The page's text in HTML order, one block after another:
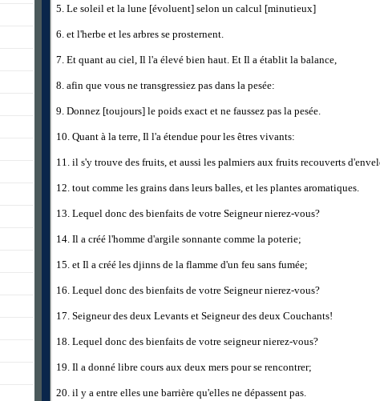
5. Le soleil et la lune [évoluent] selon un calcul [minutieux]
6. et l'herbe et les arbres se prosternent.
7. Et quant au ciel, Il l'a élevé bien haut. Et Il a établit la balance,
8. afin que vous ne transgressiez pas dans la pesée:
9. Donnez [toujours] le poids exact et ne faussez pas la pesée.
10. Quant à la terre, Il l'a étendue pour les êtres vivants:
11. il s'y trouve des fruits, et aussi les palmiers aux fruits recouverts
12. tout comme les grains dans leurs balles, et les plantes aromatiques.
13. Lequel donc des bienfaits de votre Seigneur nierez-vous?
14. Il a créé l'homme d'argile sonnante comme la poterie;
15. et Il a créé les djinns de la flamme d'un feu sans fumée;
16. Lequel donc des bienfaits de votre Seigneur nierez-vous?
17. Seigneur des deux Levants et Seigneur des deux Couchants!
18. Lequel donc des bienfaits de votre seigneur nierez-vous?
19. Il a donné libre cours aux deux mers pour se rencontrer;
20. il y a entre elles une barrière qu'elles ne dépassent pas.